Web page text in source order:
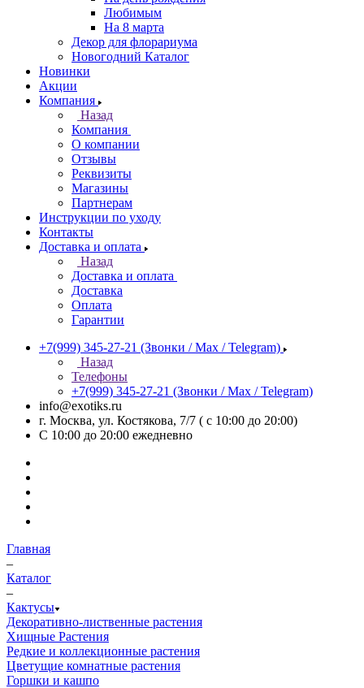
Любимым
На 8 марта
Декор для флорариума
Новогодний Каталог
Новинки
Акции
Компания
Назад
Компания
О компании
Отзывы
Реквизиты
Магазины
Партнерам
Инструкции по уходу
Контакты
Доставка и оплата
Назад
Доставка и оплата
Доставка
Оплата
Гарантии
+7(999) 345-27-21 (Звонки / Max / Telegram)
Назад
Телефоны
+7(999) 345-27-21 (Звонки / Max / Telegram)
info@exotiks.ru
г. Москва, ул. Костякова, 7/7 ( с 10:00 до 20:00)
С 10:00 до 20:00 ежедневно
Главная
–
Каталог
–
Кактусы
Декоративно-лиственные растения
Хищные Растения
Редкие и коллекционные растения
Цветущие комнатные растения
Горшки и кашпо